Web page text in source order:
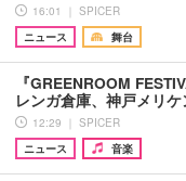
16:01 ｜ SPICER
ニュース
舞台
『GREENROOM
レンガ倉庫、神戸メリ
12:29 ｜ SPICER
ニュース
音楽